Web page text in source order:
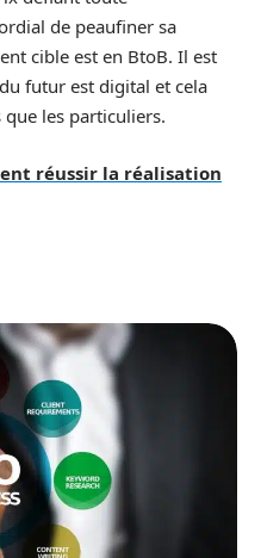
de peaufiner sa
cible est en BtoB. Il est
futur est digital et cela
les particuliers.
réussir la réalisation